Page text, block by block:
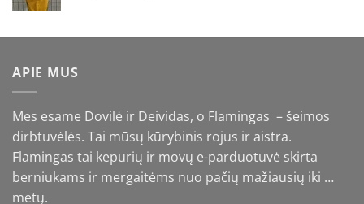
through
APIE MUS
Mes esame Dovilė ir Deividas, o Flamingas – šeimos
dirbtuvėlės. Tai mūsų kūrybinis rojus ir aistra.
Flamingas tai kepurių ir movų e-parduotuvė skirta
berniukams ir mergaitėms nuo pačių mažiausių iki …
metų.